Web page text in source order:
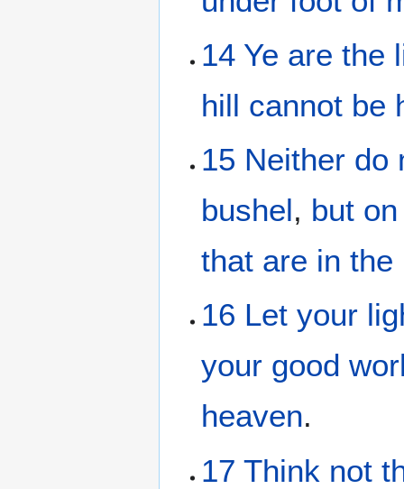
14 Ye are the
hill cannot be
15 Neither do
bushel, but on
that are in the
16 Let your
your good
heaven.
17 Think not